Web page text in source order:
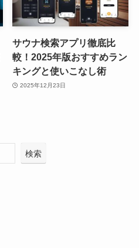
サウナ検索アプリ徹底比
較！2025年版おすすめラン
キングと使いこなし術
2025年12月23日
検索